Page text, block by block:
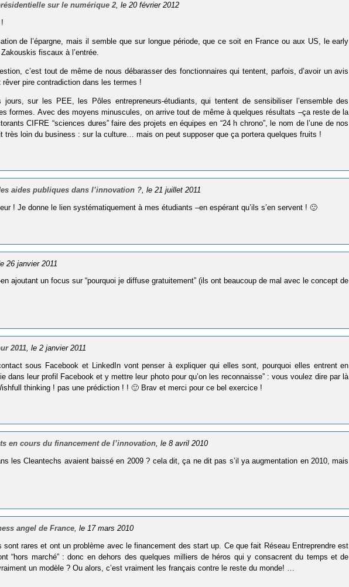
sur le numérique 2, le 20 février 2012
de l’épargne, mais il semble que sur longue période, que ce soit en France ou aux US, le early
fiscaux à l’entrée.
c’est tout de même de nous débarasser des fonctionnaires qui tentent, parfois, d’avoir un avis
pire contradiction dans les termes !
sur les PEE, les Pôles entrepreneurs-étudiants, qui tentent de sensibiliser l’ensemble des
formes. Avec des moyens minuscules, on arrive tout de même à quelques résultats –ça reste de la
CIFRE “sciences dures” faire des projets en équipes en “24 h chrono”, le nom de l’une de nos
très loin du business : sur la culture… mais on peut supposer que ça portera quelques fruits !
aides publiques dans l’innovation ?, le 21 juillet 2011
! Je donne le lien systématiquement à mes étudiants –en espérant qu’ils s’en servent ! 🙂
le 26 janvier 2011
ajoutant un focus sur “pourquoi je diffuse gratuitement” (ils ont beaucoup de mal avec le concept de
2011 , le 2 janvier 2011
sous Face­book et Lin­ke­dIn vont pen­ser à expli­quer qui elles sont, pour­quoi elles entrent en
dans leur pro­fil Face­book et y mettre leur photo pour qu’on les recon­naisse” : vous voulez dire par là
thinking ! pas une prédiction ! ! 🙂 Brav et merci pour ce bel exercice !
en cours du financement de l’innovation, le 8 avril 2010
les Cleantechs avaient baissé en 2009 ? cela dit, ça ne dit pas s’il ya augmentation en 2010, mais
angel de France , le 17 mars 2010
rares et ont un problème avec le financement des start up. Ce que fait Réseau Entreprendre est
“hors marché” : donc en dehors des quelques milliers de héros qui y consacrent du temps et de
un modèle ? Ou alors, c’est vraiment les français contre le reste du monde! …